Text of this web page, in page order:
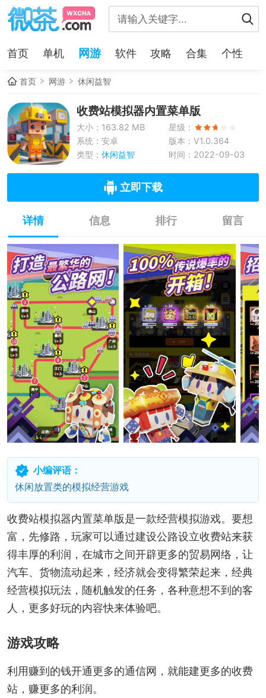
首页 单机 网游 软件 攻略 合集 个性
首页 网游 休闲益智
收费站模拟器内置菜单版
大小：163.82 MB
星级：
系统：安卓
版本：V1.0.364
类型： 休闲益智 时间：2022-09-03
立即下载
详情 信息 排行 留言
小编评语：
休闲放置类的模拟经营游戏
收费站模拟器内置菜单版是一款经营模拟游戏。要想
富，先修路，玩家可以通过建设公路设立收费站来获
得丰厚的利润，在城市之间开辟更多的贸易网络，让
汽车、货物流动起来，经济就会变得繁荣起来，经典
经营模拟玩法，随机触发的任务，各种意想不到的客
人，更多好玩的内容快来体验吧。
游戏攻略
利用赚到的钱开通更多的通信网，就能建更多的收费
站，赚更多的利润。